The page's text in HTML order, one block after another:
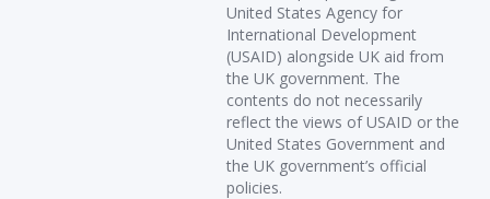
United States Agency for
International Development
(USAID) alongside UK aid from
the UK government. The
contents do not necessarily
reflect the views of USAID or the
United States Government and
the UK government’s official
policies.